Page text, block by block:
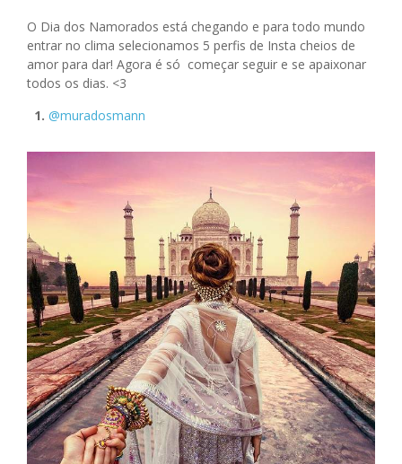
O Dia dos Namorados está chegando e para todo mundo
entrar no clima selecionamos 5 perfis de Insta cheios de
amor para dar! Agora é só começar seguir e se apaixonar
todos os dias. <3
1. @muradosmann